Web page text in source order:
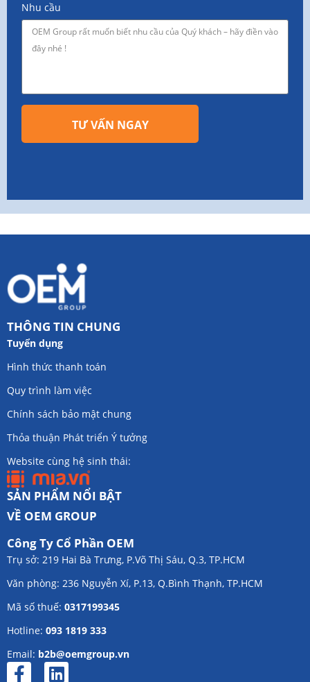
Nhu cầu
TƯ VẤN NGAY
THÔNG TIN CHUNG
Tuyển dụng
Hình thức thanh toán
Quy trình làm việc
Chính sách bảo mật chung
Thỏa thuận Phát triển Ý tưởng
Website cùng hệ sinh thái:
SẢN PHẨM NỔI BẬT
VỀ OEM GROUP
Công Ty Cổ Phần OEM
Trụ sở: 219 Hai Bà Trưng, P.Võ Thị Sáu, Q.3, TP.HCM
Văn phòng: 236 Nguyễn Xí, P.13, Q.Bình Thạnh, TP.HCM
Mã số thuế: 0317199345
Hotline: 093 1819 333
Email: b2b@oemgroup.vn